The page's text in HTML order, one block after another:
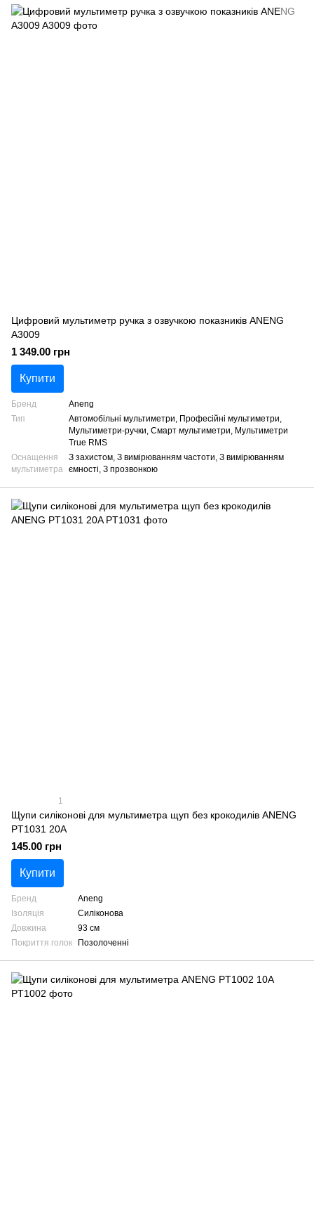
Цифровий мультиметр ручка з озвучкою показників ANENG
A3009
1 349.00 грн
Купити
Бренд
Aneng
Тип
Автомобільні мультиметри, Професійні мультиметри,
Мультиметри-ручки, Смарт мультиметри, Мультиметри
True RMS
Оснащення
мультиметра
З захистом, З вимірюванням частоти, З вимірюванням
ємності, З прозвонкою
1
Щупи силіконові для мультиметра щуп без крокодилів ANENG
PT1031 20A
145.00 грн
Купити
Бренд
Aneng
Ізоляція
Силіконова
Довжина
93 см
Покриття голок
Позолоченні